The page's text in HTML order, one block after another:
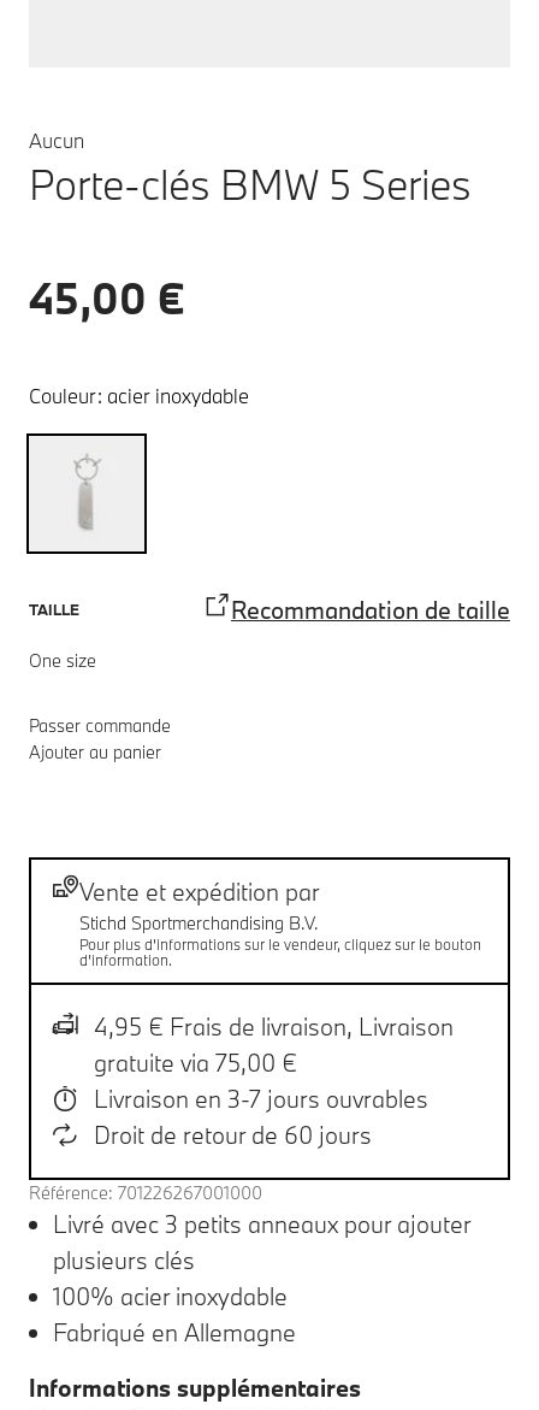
Aucun
Porte-clés BMW 5 Series
45,00 €
Couleur: acier inoxydable
TAILLE Recommandation de taille
One size
Passer commande
Ajouter au panier
Livraison
Vente et expédition par
Stichd Sportmerchandising B.V.
Pour plus d'informations sur le vendeur, cliquez sur le bouton
d'information.
4,95 € Frais de livraison, Livraison
gratuite via 75,00 €
Livraison en 3-7 jours ouvrables
Droit de retour de 60 jours
Référence: 701226267001000
Livré avec 3 petits anneaux pour ajouter
plusieurs clés
100% acier inoxydable
Fabriqué en Allemagne
Informations supplémentaires